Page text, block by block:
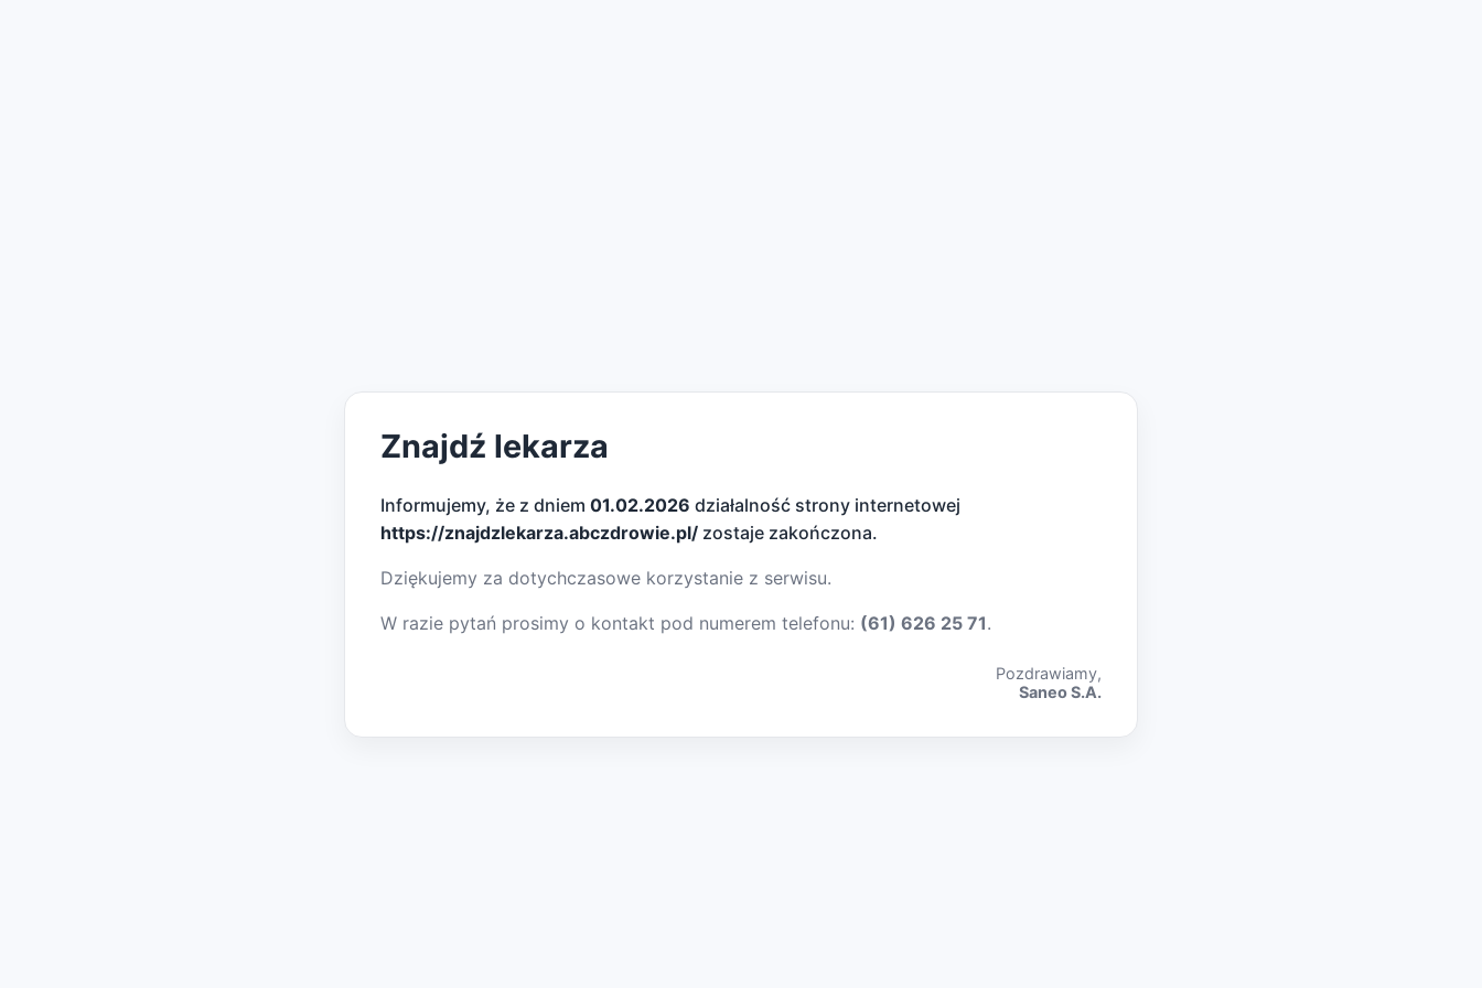
Znajdź lekarza
Informujemy, że z dniem 01.02.2026 działalność strony internetowej
https://znajdzlekarza.abczdrowie.pl/ zostaje zakończona.
Dziękujemy za dotychczasowe korzystanie z serwisu.
W razie pytań prosimy o kontakt pod numerem telefonu: (61) 626 25 71.
Pozdrawiamy,
Saneo S.A.